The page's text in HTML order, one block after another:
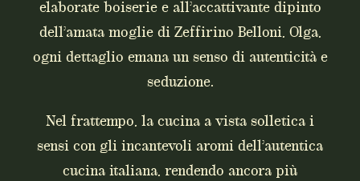
elaborate boiserie e all’accattivante dipinto
dell’amata moglie di Zeffirino Belloni, Olga,
ogni dettaglio emana un senso di autenticità e
seduzione.
Nel frattempo, la cucina a vista solletica i
sensi con gli incantevoli aromi dell’autentica
cucina italiana, rendendo ancora più